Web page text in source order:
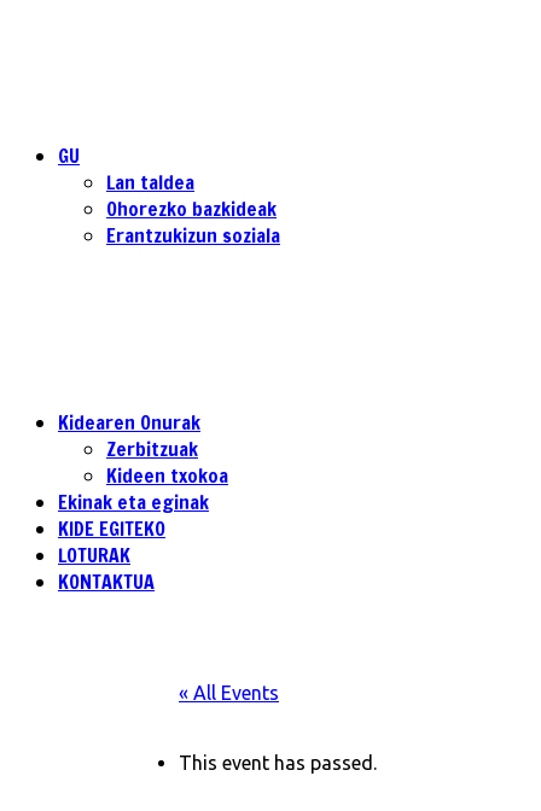
GU
Lan taldea
Ohorezko bazkideak
Erantzukizun soziala
Kidearen Onurak
Zerbitzuak
Kideen txokoa
Ekinak eta eginak
KIDE EGITEKO
LOTURAK
KONTAKTUA
« All Events
This event has passed.